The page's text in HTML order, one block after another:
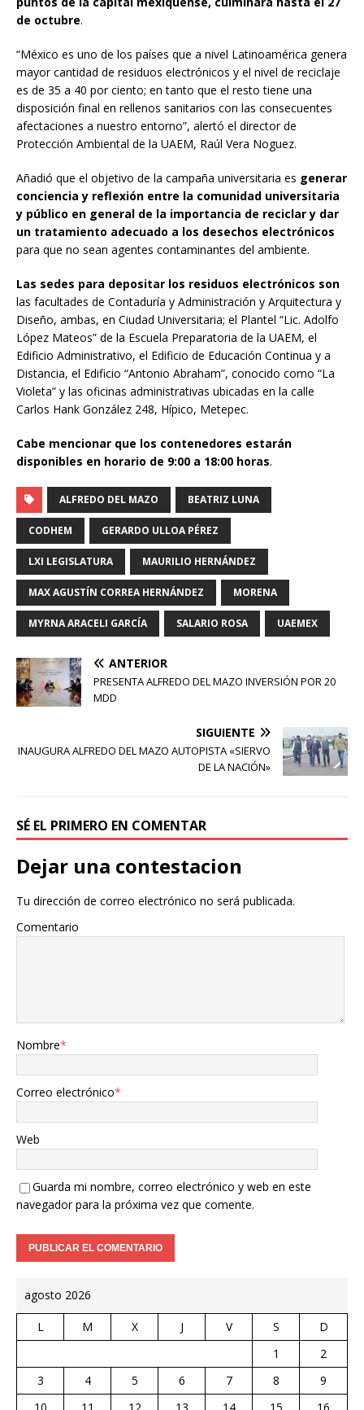
de octubre.
“México es uno de los países que a nivel Latinoamérica genera
mayor cantidad de residuos electrónicos y el nivel de reciclaje
es de 35 a 40 por ciento; en tanto que el resto tiene una
disposición final en rellenos sanitarios con las consecuentes
afectaciones a nuestro entorno”, alertó el director de
Protección Ambiental de la UAEM, Raúl Vera Noguez.
Añadió que el objetivo de la campaña universitaria es generar
conciencia y reflexión entre la comunidad universitaria
y público en general de la importancia de reciclar y dar
un tratamiento adecuado a los desechos electrónicos
para que no sean agentes contaminantes del ambiente.
Las sedes para depositar los residuos electrónicos son
las facultades de Contaduría y Administración y Arquitectura y
Diseño, ambas, en Ciudad Universitaria; el Plantel “Lic. Adolfo
López Mateos” de la Escuela Preparatoria de la UAEM, el
Edificio Administrativo, el Edificio de Educación Continua y a
Distancia, el Edificio “Antonio Abraham”, conocido como “La
Violeta” y las oficinas administrativas ubicadas en la calle
Carlos Hank González 248, Hípico, Metepec.
Cabe mencionar que los contenedores estarán
disponibles en horario de 9:00 a 18:00 horas.
ALFREDO DEL MAZO BEATRIZ LUNA
CODHEM GERARDO ULLOA PÉREZ
LXI LEGISLATURA MAURILIO HERNÁNDEZ
MAX AGUSTÍN CORREA HERNÁNDEZ MORENA
MYRNA ARACELI GARCÍA SALARIO ROSA UAEMEX
ANTERIOR
PRESENTA ALFREDO DEL MAZO INVERSIÓN POR 20
MDD
SIGUIENTE
INAUGURA ALFREDO DEL MAZO AUTOPISTA «SIERVO
DE LA NACIÓN»
SÉ EL PRIMERO EN COMENTAR
Dejar una contestacion
Tu dirección de correo electrónico no será publicada.
Comentario
Nombre*
Correo electrónico*
Web
Guarda mi nombre, correo electrónico y web en este
navegador para la próxima vez que comente.
agosto 2026
L M X J V S
D
1
2
3
4 5 6 7 8
9